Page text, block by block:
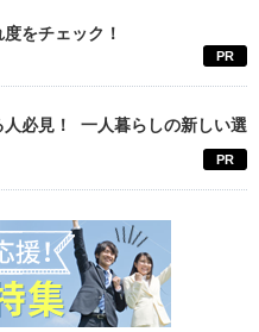
をチェック！
PR
人必見！ 一人暮らしの新しい選
PR